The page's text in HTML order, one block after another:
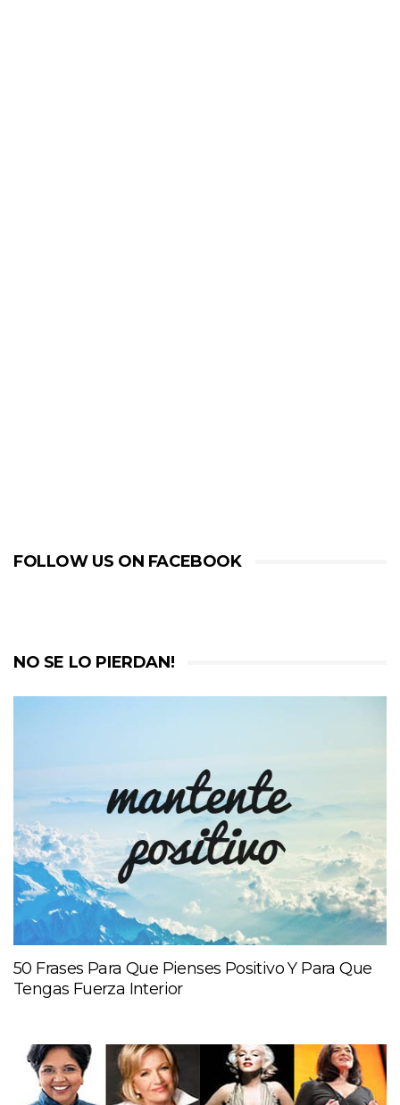
FOLLOW US ON FACEBOOK
NO SE LO PIERDAN!
50 Frases Para Que Pienses Positivo Y Para Que
Tengas Fuerza Interior